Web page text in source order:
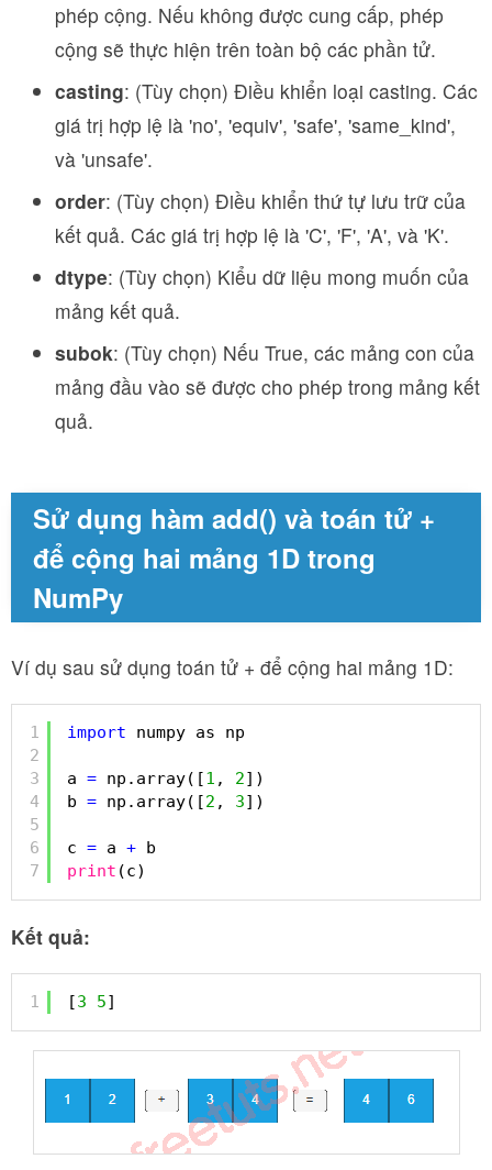
phép cộng. Nếu không được cung cấp, phép
cộng sẽ thực hiện trên toàn bộ các phần tử.
casting: (Tùy chọn) Điều khiển loại casting. Các
giá trị hợp lệ là 'no', 'equiv', 'safe', 'same_kind',
và 'unsafe'.
order: (Tùy chọn) Điều khiển thứ tự lưu trữ của
kết quả. Các giá trị hợp lệ là 'C', 'F', 'A', và 'K'.
dtype: (Tùy chọn) Kiểu dữ liệu mong muốn của
mảng kết quả.
subok: (Tùy chọn) Nếu True, các mảng con của
mảng đầu vào sẽ được cho phép trong mảng kết
quả.
Sử dụng hàm add() và toán tử +
để cộng hai mảng 1D trong
NumPy
Ví dụ sau sử dụng toán tử + để cộng hai mảng 1D:
1
2
3
4
5
6
7
import numpy as np
a = np.array([1 , 2])
b = np.array([2 , 3])
c = a + b
print (c)
Kết quả:
1 [3 5]